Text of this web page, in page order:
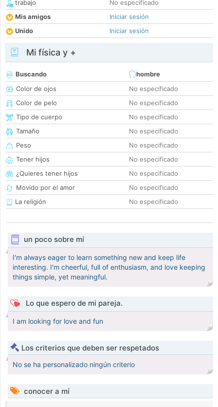
trabajo
No especificado
Mis amigos
Iniciar sesión
Unido
Iniciar sesión
Mi física y +
Buscando
hombre
Color de ojos
No especificado
Color de pelo
No especificado
Tipo de cuerpo
No especificado
Tamaño
No especificado
Peso
No especificado
Tener hijos
No especificado
¿Quieres tener hijos
No especificado
Movido por el amor
No especificado
La religión
No especificado
un poco sobre mí
I'm always eager to learn something new and keep life
interesting. I'm cheerful, full of enthusiasm, and love keeping
things simple, yet meaningful.
Lo que espero de mi pareja.
I am looking for love and fun
Los criterios que deben ser respetados
No se ha personalizado ningún criterio
conocer a mí